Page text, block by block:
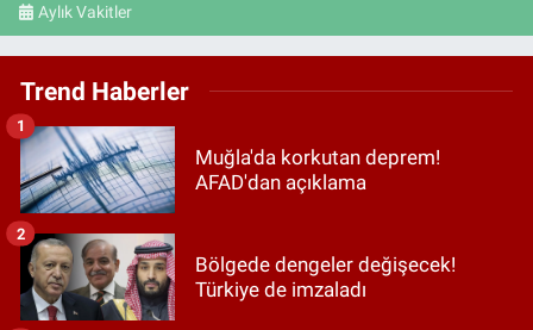
Aylık Vakitler
Trend Haberler
Muğla'da korkutan deprem!
AFAD'dan açıklama
1
Bölgede dengeler değişecek!
Türkiye de imzaladı
2